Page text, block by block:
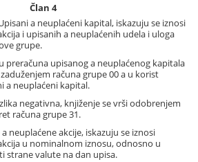
Član 4
a neuplaćeni kapital, iskazuju se iznosi
i upisanih a neuplaćenih udela i uloga
grupe.
preračuna upisanog a neuplaćenog kapitala
računa grupe 00 a u korist
a neuplaćeni kapital.
negativna, knjiženje se vrši odobrenjem
računa grupe 31.
neuplaćene akcije, iskazuju se iznosi
u nominalnom iznosu, odnosno u
strane valute na dan upisa.